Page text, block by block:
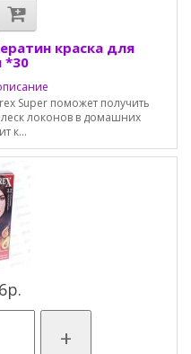
краска для
*30
Super поможет получить
локонов в домашних
к...
+